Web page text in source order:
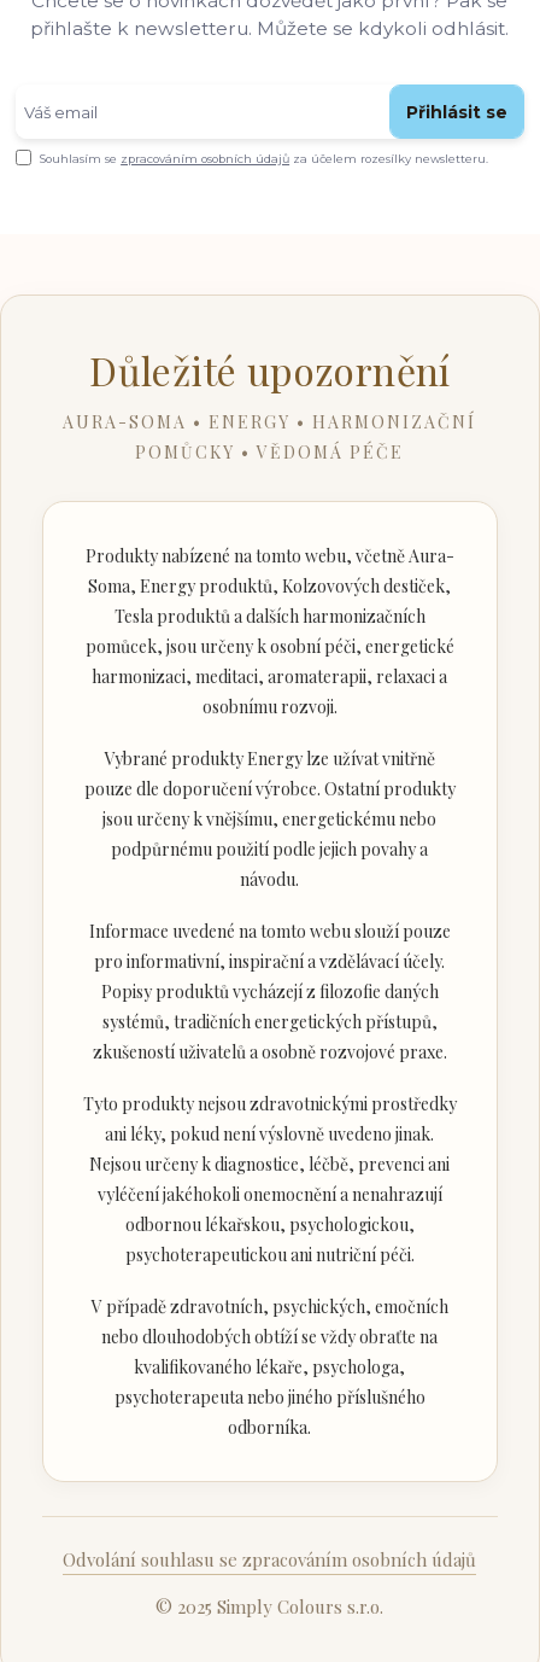
přihlašte k newsletteru. Můžete se kdykoli odhlásit.
Přihlásit se
Souhlasím se zpracováním osobních údajů za účelem rozesílky newsletteru.
Důležité upozornění
AURA-SOMA • ENERGY • HARMONIZAČNÍ
POMŮCKY • VĚDOMÁ PÉČE
Produkty nabízené na tomto webu, včetně Aura-
Soma, Energy produktů, Kolzovových destiček,
Tesla produktů a dalších harmonizačních
pomůcek, jsou určeny k osobní péči, energetické
harmonizaci, meditaci, aromaterapii, relaxaci a
osobnímu rozvoji.
Vybrané produkty Energy lze užívat vnitřně
pouze dle doporučení výrobce. Ostatní produkty
jsou určeny k vnějšímu, energetickému nebo
podpůrnému použití podle jejich povahy a
návodu.
Informace uvedené na tomto webu slouží pouze
pro informativní, inspirační a vzdělávací účely.
Popisy produktů vycházejí z filozofie daných
systémů, tradičních energetických přístupů,
zkušeností uživatelů a osobně rozvojové praxe.
Tyto produkty nejsou zdravotnickými prostředky
ani léky, pokud není výslovně uvedeno jinak.
Nejsou určeny k diagnostice, léčbě, prevenci ani
vyléčení jakéhokoli onemocnění a nenahrazují
odbornou lékařskou, psychologickou,
psychoterapeutickou ani nutriční péči.
V případě zdravotních, psychických, emočních
nebo dlouhodobých obtíží se vždy obraťte na
kvalifikovaného lékaře, psychologa,
psychoterapeuta nebo jiného příslušného
odborníka.
Odvolání souhlasu se zpracováním osobních údajů
© 2025 Simply Colours s.r.o.